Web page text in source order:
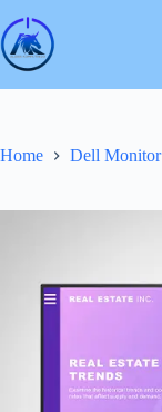
to
content
Home Dell Monitor